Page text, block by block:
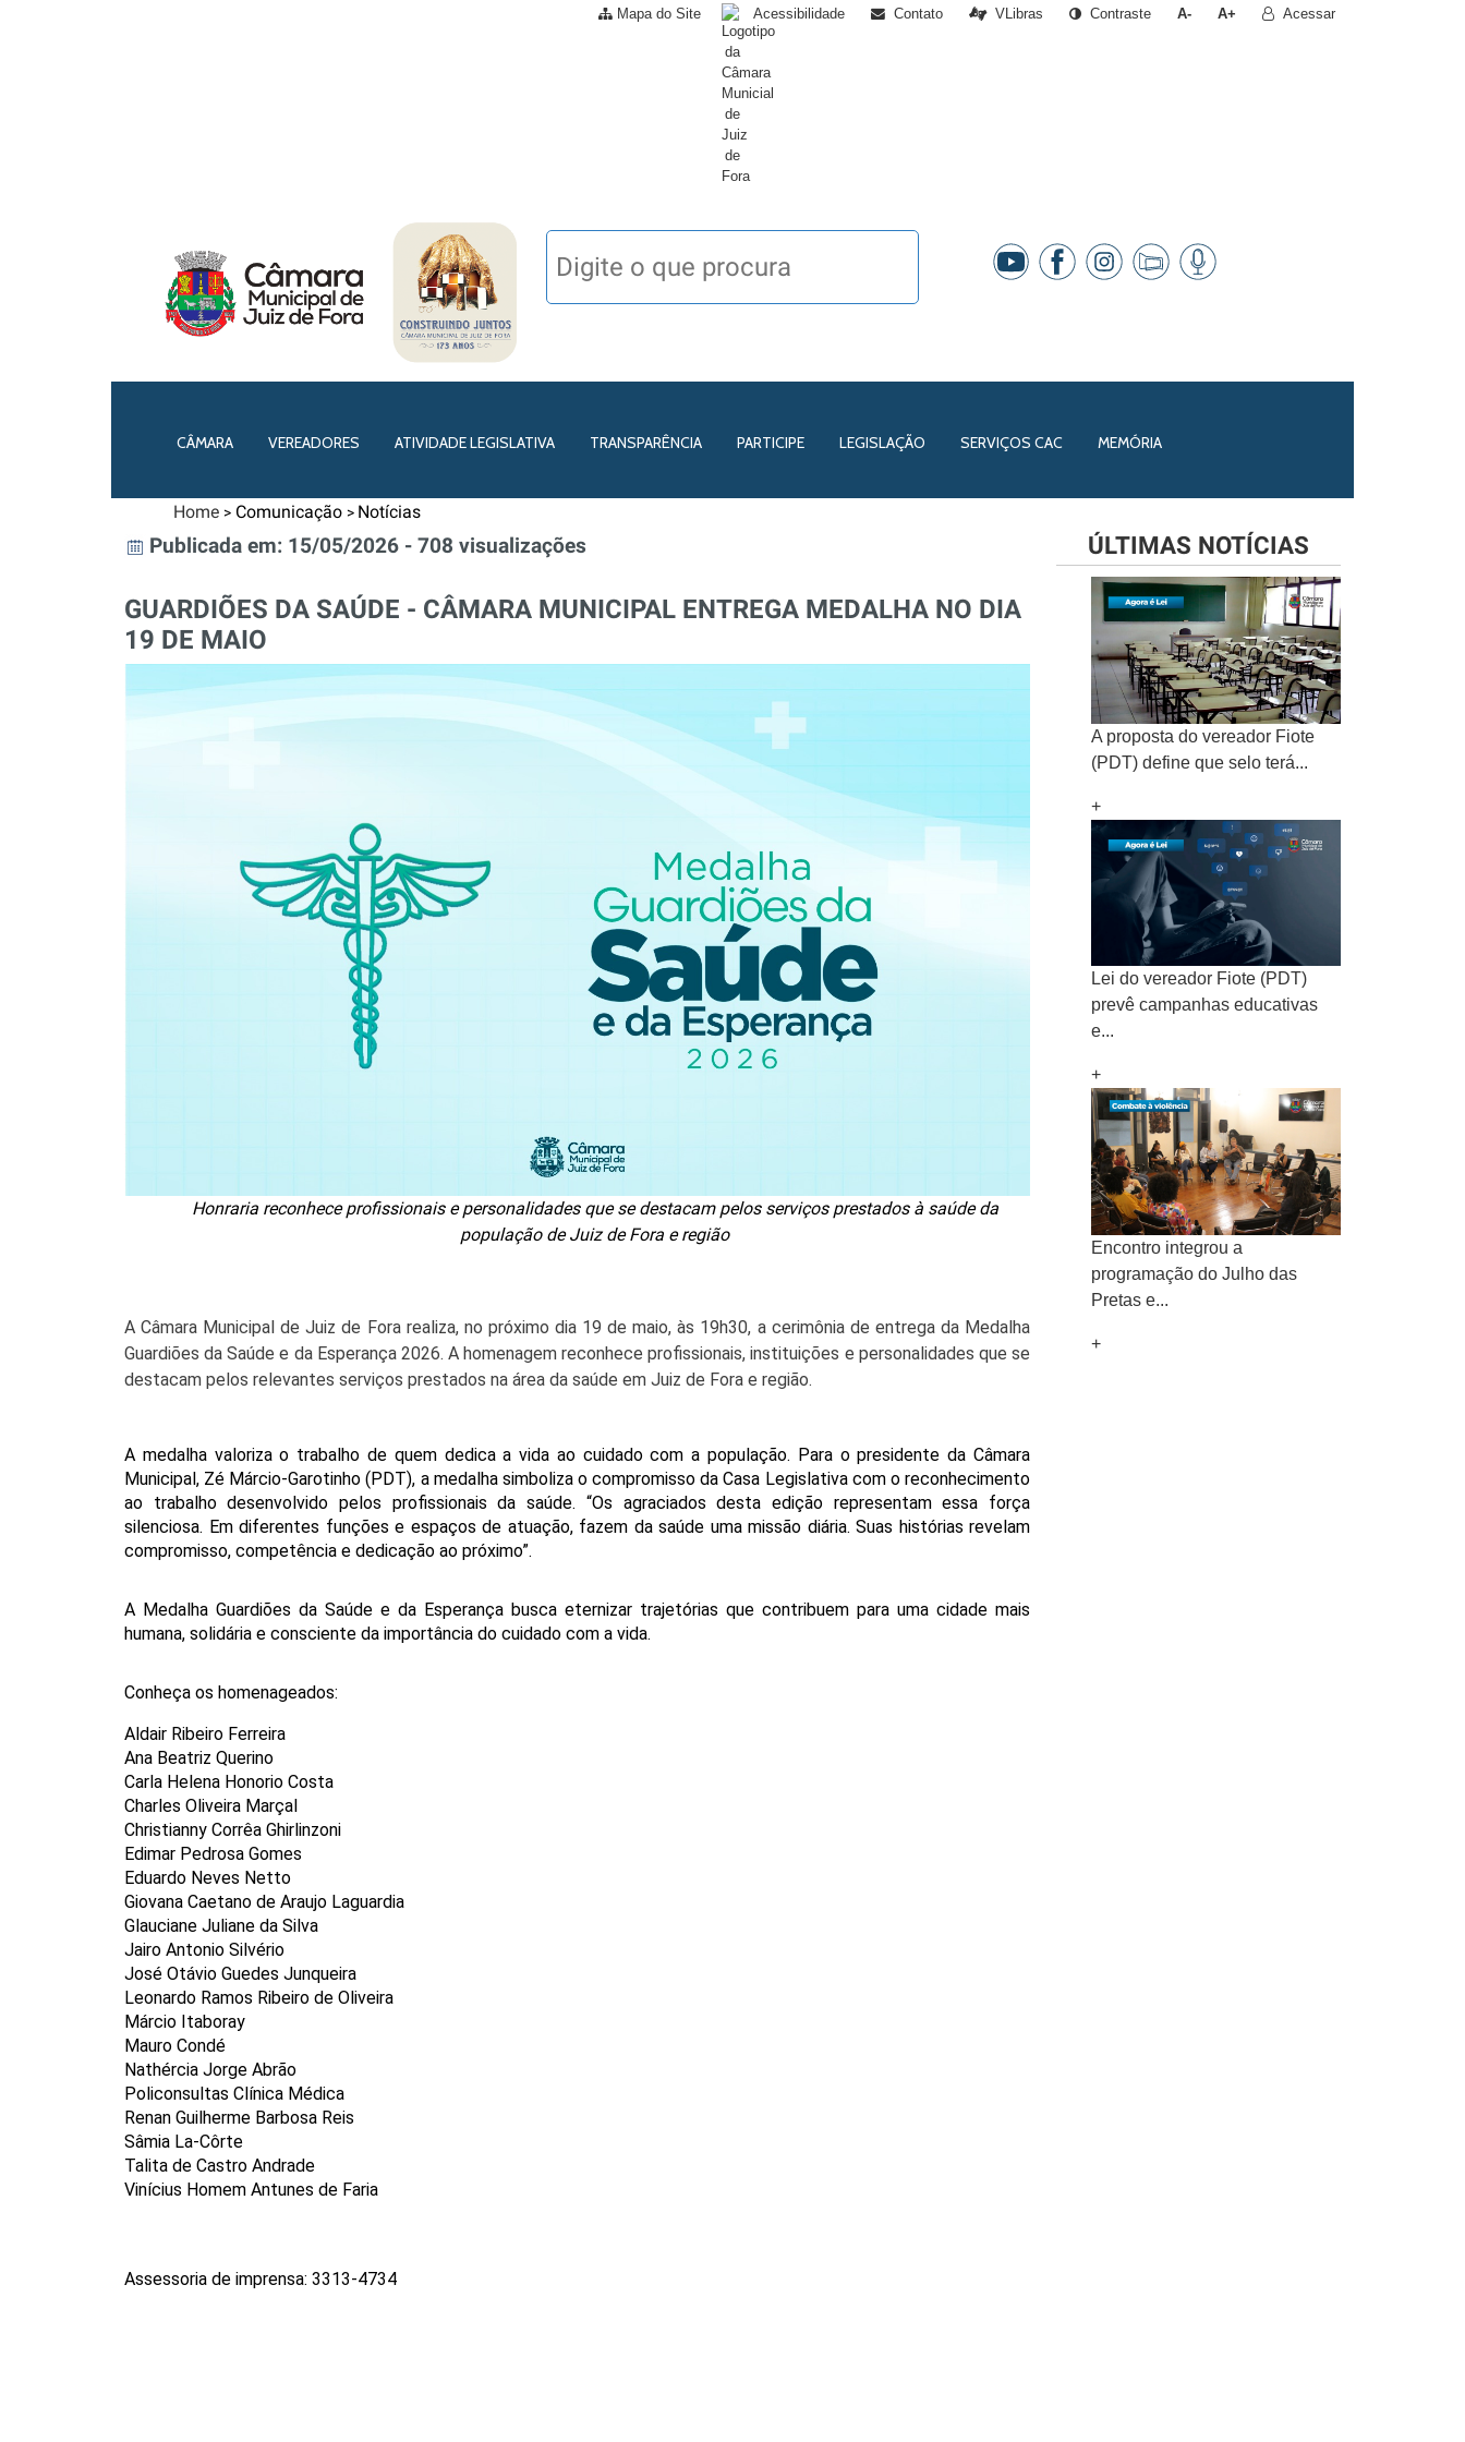
Mapa do Site Acessibilidade Contato VLibras Contraste A- A+ Acessar
CÂMARA VEREADORES ATIVIDADE LEGISLATIVA TRANSPARÊNCIA PARTICIPE LEGISLAÇÃO SERVIÇOS CAC MEMÓRIA
Home > Comunicação > Notícias
Publicada em: 15/05/2026 - 708 visualizações
GUARDIÕES DA SAÚDE - CÂMARA MUNICIPAL ENTREGA MEDALHA NO DIA
19 DE MAIO
Honraria reconhece profissionais e personalidades que se destacam pelos serviços prestados à saúde da
população de Juiz de Fora e região
A Câmara Municipal de Juiz de Fora realiza, no próximo dia 19 de maio, às 19h30, a cerimônia de entrega da Medalha
Guardiões da Saúde e da Esperança 2026. A homenagem reconhece profissionais, instituições e personalidades que se
destacam pelos relevantes serviços prestados na área da saúde em Juiz de Fora e região.
A medalha valoriza o trabalho de quem dedica a vida ao cuidado com a população. Para o presidente da Câmara
Municipal, Zé Márcio-Garotinho (PDT), a medalha simboliza o compromisso da Casa Legislativa com o reconhecimento
ao trabalho desenvolvido pelos profissionais da saúde. “Os agraciados desta edição representam essa força
silenciosa. Em diferentes funções e espaços de atuação, fazem da saúde uma missão diária. Suas histórias revelam
compromisso, competência e dedicação ao próximo”.
A Medalha Guardiões da Saúde e da Esperança busca eternizar trajetórias que contribuem para uma cidade mais
humana, solidária e consciente da importância do cuidado com a vida.
Conheça os homenageados:
Aldair Ribeiro Ferreira
Ana Beatriz Querino
Carla Helena Honorio Costa
Charles Oliveira Marçal
Christianny Corrêa Ghirlinzoni
Edimar Pedrosa Gomes
Eduardo Neves Netto
Giovana Caetano de Araujo Laguardia
Glauciane Juliane da Silva
Jairo Antonio Silvério
José Otávio Guedes Junqueira
Leonardo Ramos Ribeiro de Oliveira
Márcio Itaboray
Mauro Condé
Nathércia Jorge Abrão
Policonsultas Clínica Médica
Renan Guilherme Barbosa Reis
Sâmia La-Côrte
Talita de Castro Andrade
Vinícius Homem Antunes de Faria
Assessoria de imprensa: 3313-4734
ÚLTIMAS NOTÍCIAS
A proposta do vereador Fiote
(PDT) define que selo terá...
+
Lei do vereador Fiote (PDT)
prevê campanhas educativas
e...
+
Encontro integrou a
programação do Julho das
Pretas e...
+